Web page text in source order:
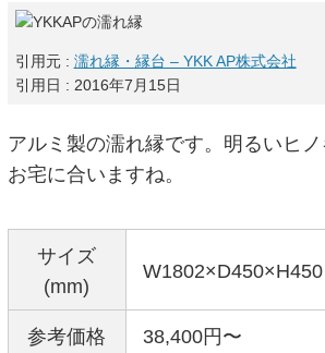
引用元 : 濡れ縁・縁台 – YKK AP株式会社
引用日 : 2016年7月15日
アルミ製の濡れ縁です。明るいヒ
お宅に合いますね。
サイズ
(mm)
W1802×D450×H450
参考価格 38,400円〜